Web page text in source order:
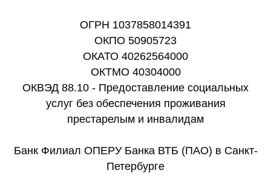
ОГРН 1037858014391
ОКПО 50905723
ОКАТО 40262564000
ОКТМО 40304000
ОКВЭД 88.10 - Предоставление социальных
услуг без обеспечения проживания
престарелым и инвалидам
Банк Филиал ОПЕРУ Банка ВТБ (ПАО) в Санкт-
Петербурге